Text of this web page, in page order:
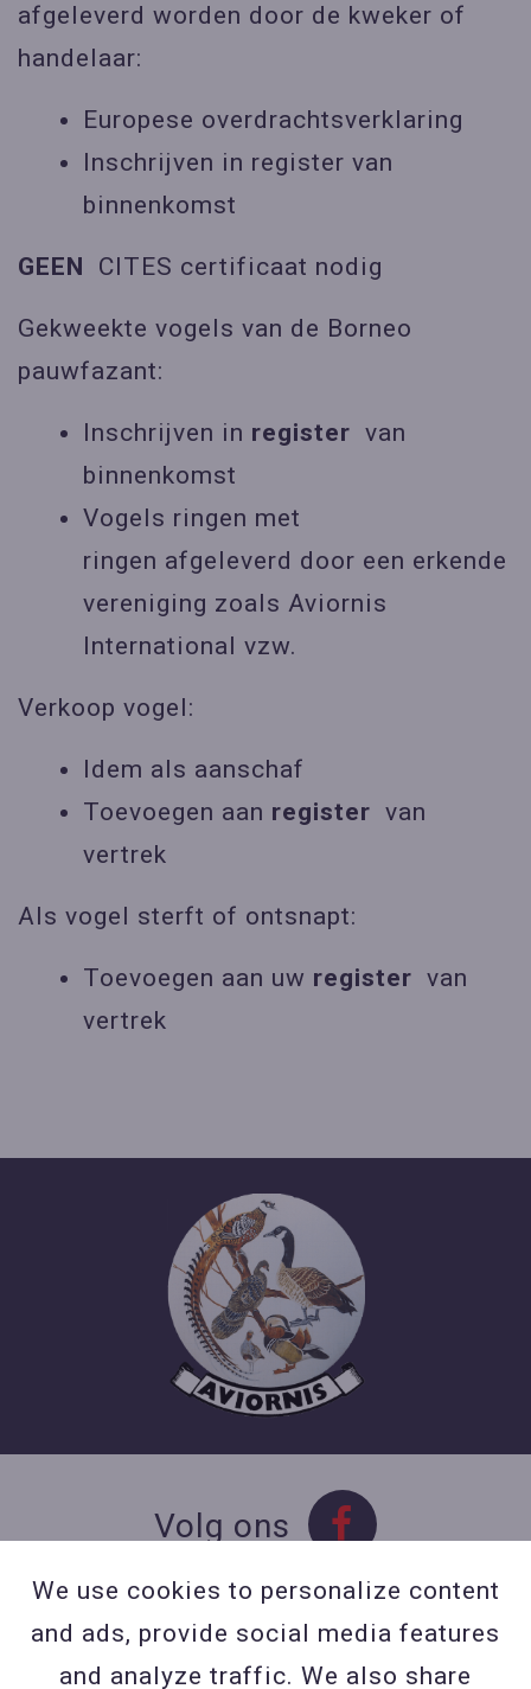
afgeleverd worden door de kweker of
handelaar:
Europese overdrachtsverklaring
Inschrijven in register van
binnenkomst
GEEN CITES certificaat nodig
Gekweekte vogels van de Borneo
pauwfazant:
Inschrijven in register van
binnenkomst
Vogels ringen met
ringen afgeleverd door een erkende
vereniging zoals Aviornis
International vzw.
Verkoop vogel:
Idem als aanschaf
Toevoegen aan register van
vertrek
Als vogel sterft of ontsnapt:
Toevoegen aan uw register van
vertrek
Volg ons
Contact
We use cookies to personalize content
and ads, provide social media features
and analyze traffic. We also share